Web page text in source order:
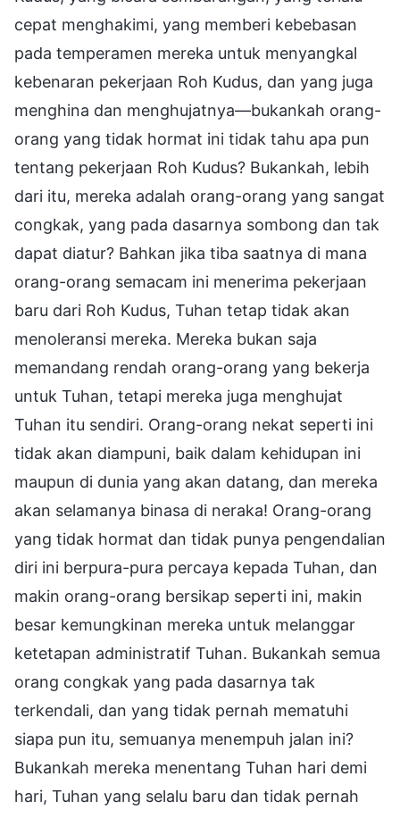
cepat menghakimi, yang memberi kebebasan
pada temperamen mereka untuk menyangkal
kebenaran pekerjaan Roh Kudus, dan yang juga
menghina dan menghujatnya—bukankah orang-
orang yang tidak hormat ini tidak tahu apa pun
tentang pekerjaan Roh Kudus? Bukankah, lebih
dari itu, mereka adalah orang-orang yang sangat
congkak, yang pada dasarnya sombong dan tak
dapat diatur? Bahkan jika tiba saatnya di mana
orang-orang semacam ini menerima pekerjaan
baru dari Roh Kudus, Tuhan tetap tidak akan
menoleransi mereka. Mereka bukan saja
memandang rendah orang-orang yang bekerja
untuk Tuhan, tetapi mereka juga menghujat
Tuhan itu sendiri. Orang-orang nekat seperti ini
tidak akan diampuni, baik dalam kehidupan ini
maupun di dunia yang akan datang, dan mereka
akan selamanya binasa di neraka! Orang-orang
yang tidak hormat dan tidak punya pengendalian
diri ini berpura-pura percaya kepada Tuhan, dan
makin orang-orang bersikap seperti ini, makin
besar kemungkinan mereka untuk melanggar
ketetapan administratif Tuhan. Bukankah semua
orang congkak yang pada dasarnya tak
terkendali, dan yang tidak pernah mematuhi
siapa pun itu, semuanya menempuh jalan ini?
Bukankah mereka menentang Tuhan hari demi
hari, Tuhan yang selalu baru dan tidak pernah